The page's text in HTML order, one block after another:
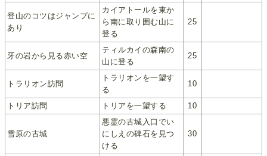
登山のコツはジャンプに
あり
カイアトールを東か
ら南に取り囲む山に
登る
25
牙の岩から見る赤い空
ティルカイの森南の
山に登る
25
トラリオン訪問
トラリオンを一望す
る
10
トリア訪問 トリアを一望する 10
雪原の古城
悪霊の古城入口でい
にしえの碑石を見つ
ける
30